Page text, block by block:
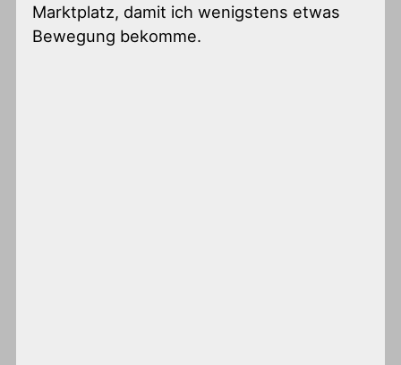
Marktplatz, damit ich wenigstens etwas
Bewegung bekomme.